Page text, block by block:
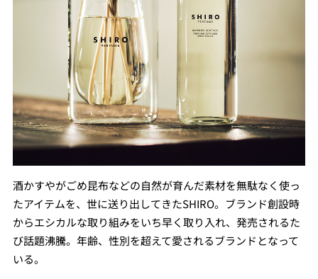
酒かすやがごめ昆布などの⾃然が育んだ素材を無駄なく使っ
たアイテムを、世に送り出してきたSHIRO。ブランド創設時
からエシカルな取り組みをいち早く取り入れ、発売されるた
び話題沸騰。年齢、性別を超えて愛されるブランドとなって
いる。